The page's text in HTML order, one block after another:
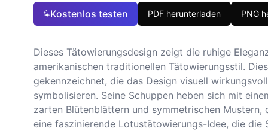
Kostenlos testen PDF herunterladen PNG
Dieses Tätowierungsdesign zeigt die ruhige
amerikanischen traditionellen Tätowierungsstil.
gekennzeichnet, die das Design visuell
symbolisieren. Seine Schuppen heben sich mit
zarten Blütenblättern und symmetrischen
eine faszinierende Lotustätowierungs-Idee, die